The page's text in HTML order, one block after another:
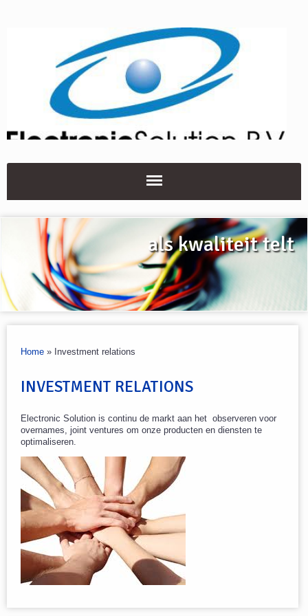
als kwaliteit telt
Home » Investment relations
INVESTMENT RELATIONS
Electronic Solution is continu de markt aan het observeren voor
overnames, joint ventures om onze producten en diensten te
optimaliseren.